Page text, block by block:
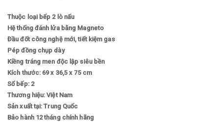
Thuộc loại bếp 2 lò nấu
Hệ thống đánh lửa bằng Magneto
Đầu đốt công nghệ mới, tiết kiệm gas
Pép đồng chụp dày
Kiềng tráng men độc lập siêu bền
Kích thước: 69 x 36,5 x 75 cm
Số bếp: 2
Thương hiệu: Việt Nam
Sản xuất tại: Trung Quốc
Bảo hành 12 tháng chính hãng